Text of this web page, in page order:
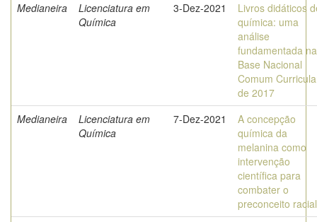
Medianeira
Licenciatura em
Química
3-Dez-2021
Livros didáticos
química: uma
análise
fundamentada na
Base Nacional
Comum
de 2017
Medianeira
Licenciatura em
Química
7-Dez-2021
A concepção
química da
melanina como
intervenção
científica para
combater o
preconceito racial